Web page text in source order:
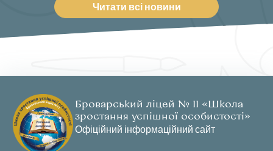
Читати всі новини
Броварський ліцей № 11 «Школа
зростання успішної особистості»
Офіційний інформаційний сайт